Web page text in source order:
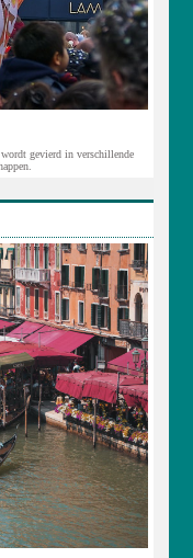
gevierd in verschillende